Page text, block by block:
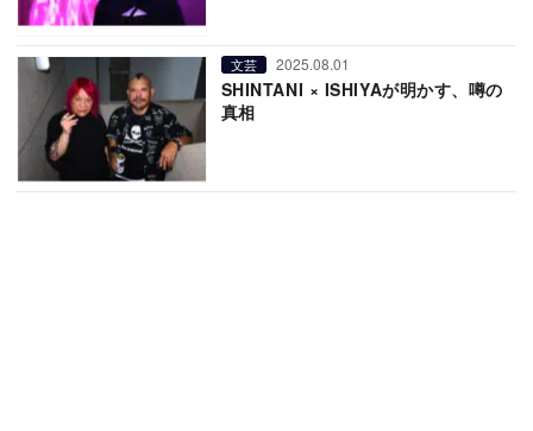
文芸 2025.08.01
SHINTANI × ISHIYAが明かす、噂の
真相